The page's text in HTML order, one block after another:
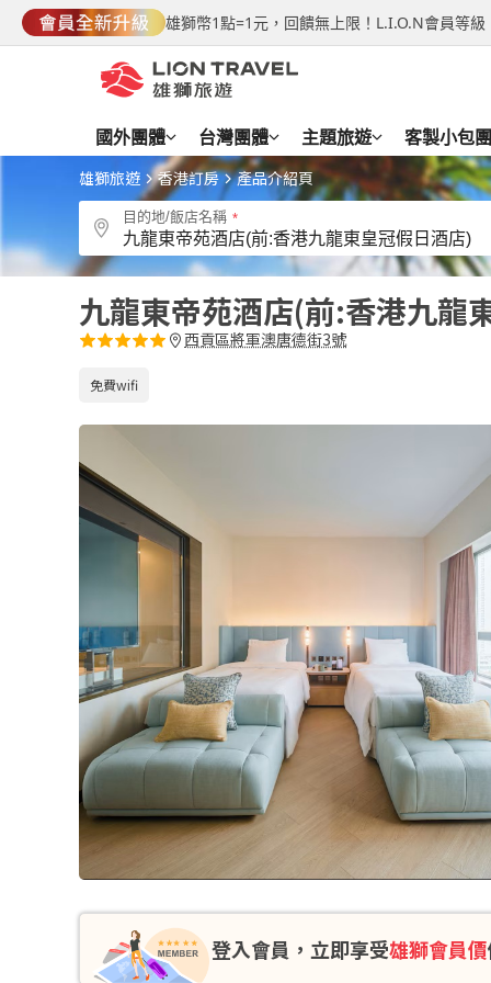
雄獅幣1點=1元，回饋無上限！L.I.O.N會員等
國外團體 台灣團體 主題旅遊 客製小包團
雄獅旅遊 香港訂房 產品介紹頁
目的地/飯店名稱
九龍東帝苑酒店(前:香港九龍
西貢區將軍澳唐德街3號
免費wifi
登入會員，立即享受雄獅會員價